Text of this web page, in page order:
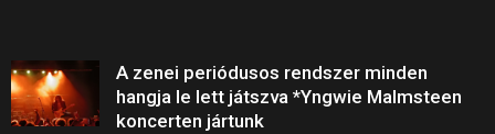
A zenei periódusos rendszer minden
hangja le lett játszva *Yngwie Malmsteen
koncerten jártunk